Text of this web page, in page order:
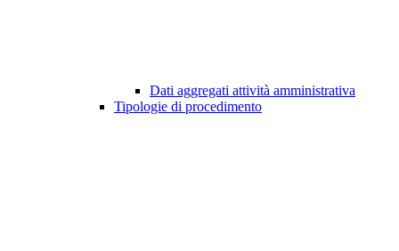
Dati aggregati attività amministrativa
Tipologie di procedimento